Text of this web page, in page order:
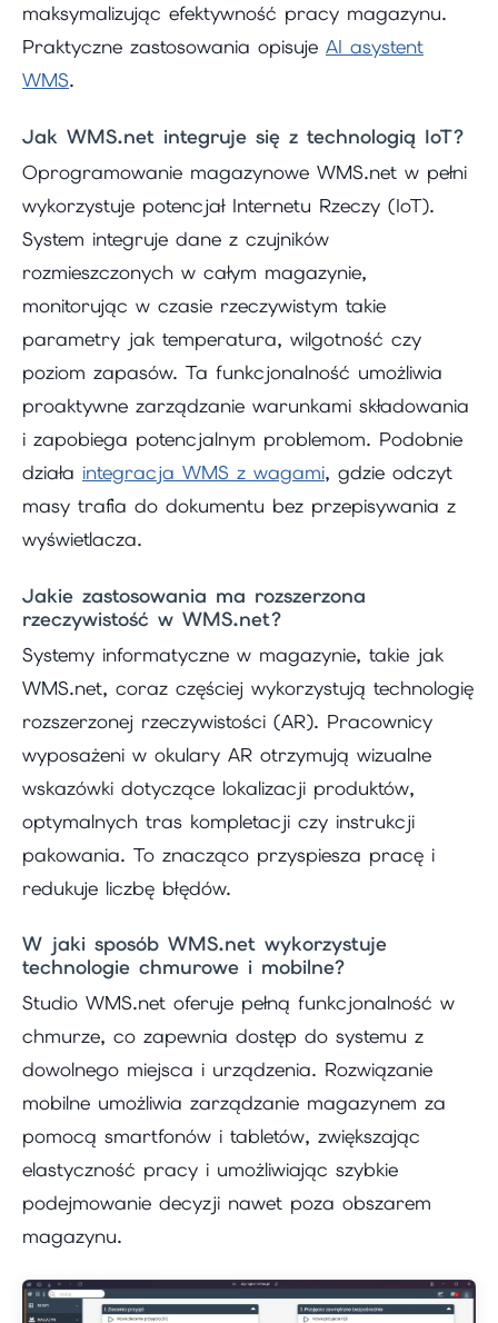
maksymalizując efektywność pracy magazynu.
Praktyczne zastosowania opisuje AI asystent
WMS.
Jak WMS.net integruje się z technologią IoT?
Oprogramowanie magazynowe WMS.net w pełni
wykorzystuje potencjał Internetu Rzeczy (IoT).
System integruje dane z czujników
rozmieszczonych w całym magazynie,
monitorując w czasie rzeczywistym takie
parametry jak temperatura, wilgotność czy
poziom zapasów. Ta funkcjonalność umożliwia
proaktywne zarządzanie warunkami składowania
i zapobiega potencjalnym problemom. Podobnie
działa integracja WMS z wagami, gdzie odczyt
masy trafia do dokumentu bez przepisywania z
wyświetlacza.
Jakie zastosowania ma rozszerzona
rzeczywistość w WMS.net?
Systemy informatyczne w magazynie, takie jak
WMS.net, coraz częściej wykorzystują technologię
rozszerzonej rzeczywistości (AR). Pracownicy
wyposażeni w okulary AR otrzymują wizualne
wskazówki dotyczące lokalizacji produktów,
optymalnych tras kompletacji czy instrukcji
pakowania. To znacząco przyspiesza pracę i
redukuje liczbę błędów.
W jaki sposób WMS.net wykorzystuje
technologie chmurowe i mobilne?
Studio WMS.net oferuje pełną funkcjonalność w
chmurze, co zapewnia dostęp do systemu z
dowolnego miejsca i urządzenia. Rozwiązanie
mobilne umożliwia zarządzanie magazynem za
pomocą smartfonów i tabletów, zwiększając
elastyczność pracy i umożliwiając szybkie
podejmowanie decyzji nawet poza obszarem
magazynu.